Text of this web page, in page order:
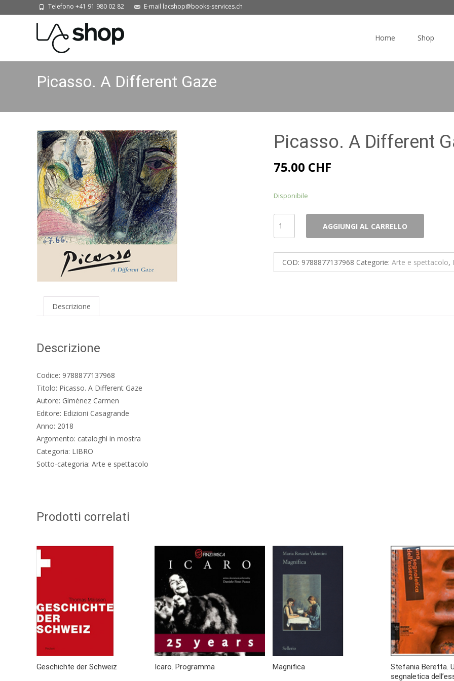
Telefono +41 91 980 02 82 E-mail lacshop@books-services.ch
Home Shop
Picasso. A Different Gaze
Picasso. A Different
75.00 CHF
Disponibile
Gaze
quantità
AGGIUNGI AL CARRELLO
COD: 9788877137968 Categorie: Arte e spettacolo,
Descrizione
Descrizione
Codice: 9788877137968
Titolo: Picasso. A Different Gaze
Autore: Giménez Carmen
Editore: Edizioni Casagrande
Anno: 2018
Argomento: cataloghi in mostra
Categoria: LIBRO
Sotto-categoria: Arte e spettacolo
Prodotti correlati
Geschichte der Schweiz Icaro. Programma Magnifica
Stefania Beretta.
segnaletica